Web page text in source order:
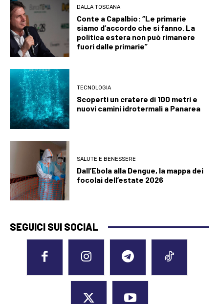
DALLA TOSCANA
Conte a Capalbio: “Le primarie
siamo d’accordo che si fanno. La
politica estera non può rimanere
fuori dalle primarie”
TECNOLOGIA
Scoperti un cratere di 100 metri e
nuovi camini idrotermali a Panarea
SALUTE E BENESSERE
Dall’Ebola alla Dengue, la mappa dei
focolai dell’estate 2026
SEGUICI SUI SOCIAL